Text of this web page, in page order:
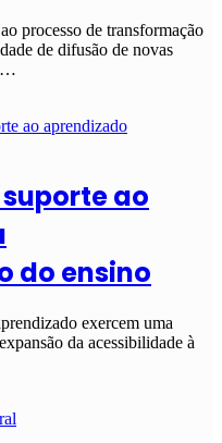
processo de transformação
de difusão de novas
ao
do ensino
exercem uma
da acessibilidade à